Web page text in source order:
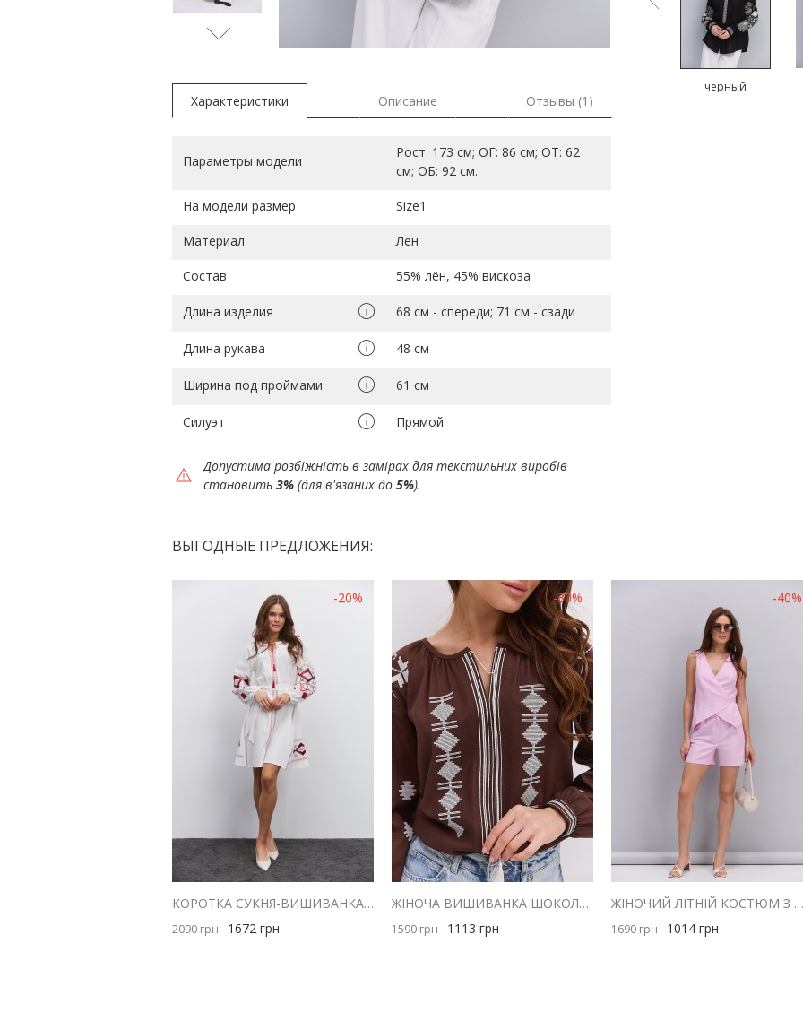
черный
Характеристики Описание Отзывы (1)
Параметры модели
Рост: 173 см; ОГ: 86 см; ОТ: 62
см; ОБ: 92 см.
На модели размер Size1
Материал Лен
Состав 55% лён, 45% вискоза
Длина изделия 68 см - спереди; 71 см - сзади
Длина рукава 48 см
Ширина под проймами 61 см
Силуэт Прямой
Допустима розбіжність в замірах для текстильних виробів
становить 3% (для в'язаних до 5%).
ВЫГОДНЫЕ ПРЕДЛОЖЕНИЯ:
-20%
КОРОТКА СУКНЯ-ВИШИВАНКА МОЛОЧНА З ЧЕРВОНОЮ ГЕОМЕТРІЄЮ ГЛАДДЮ
2090грн 1672 грн
-30%
ЖІНОЧА ВИШИВАНКА ШОКОЛАДНА З МОЛОЧНОЮ ГЕОМЕТРІЄЮ ГЛАДДЮ
1590грн 1113 грн
-40%
ЖІНОЧИЙ ЛІТНІЙ КОСТЮМ З ШОРТАМИ І ЖИЛЕТОМ З ЛЬОНУ РОЖЕВИЙ
1690грн 1014 грн